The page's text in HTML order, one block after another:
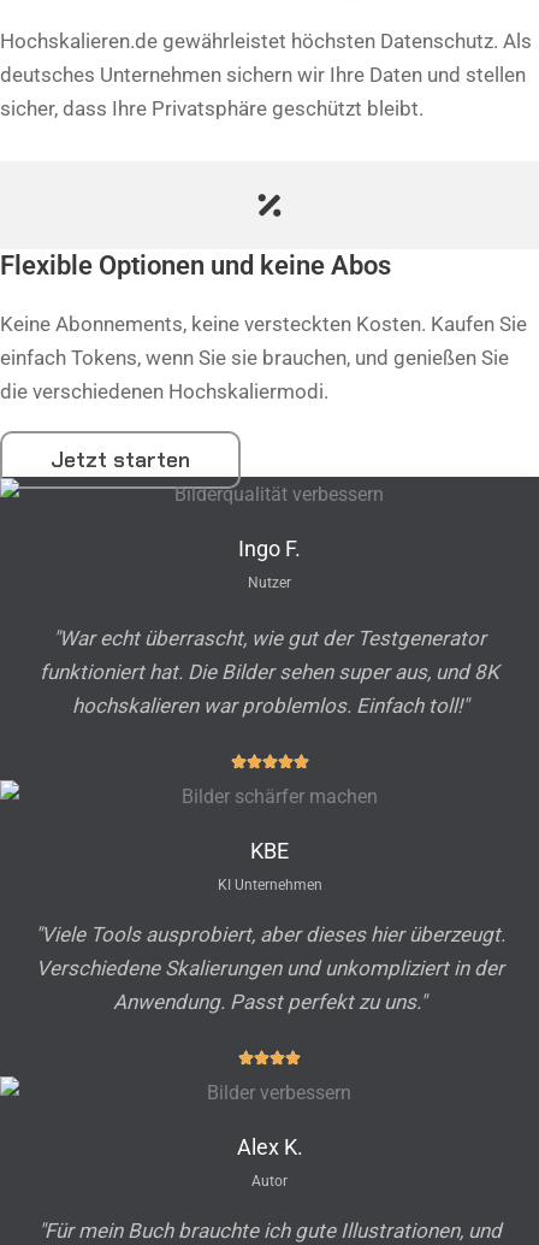
Hochskalieren.de gewährleistet höchsten Datenschutz. Als
deutsches Unternehmen sichern wir Ihre Daten und stellen
sicher, dass Ihre Privatsphäre geschützt bleibt.
Flexible Optionen und keine Abos
Keine Abonnements, keine versteckten Kosten. Kaufen Sie
einfach Tokens, wenn Sie sie brauchen, und genießen Sie
die verschiedenen Hochskaliermodi.
Jetzt starten
Ingo F.
Nutzer
"War echt überrascht, wie gut der Testgenerator
funktioniert hat. Die Bilder sehen super aus, und 8K
hochskalieren war problemlos. Einfach toll!"
KBE
KI Unternehmen
"Viele Tools ausprobiert, aber dieses hier überzeugt.
Verschiedene Skalierungen und unkompliziert in der
Anwendung. Passt perfekt zu uns."
Alex K.
Autor
"Für mein Buch brauchte ich gute Illustrationen, und